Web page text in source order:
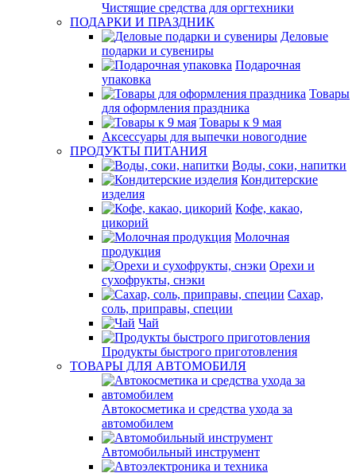
Чистящие средства для оргтехники
ПОДАРКИ И ПРАЗДНИК
Деловые
подарки и сувениры
Подарочная
упаковка
Товары
для оформления праздника
Товары к 9 мая
Аксессуары для выпечки новогодние
ПРОДУКТЫ ПИТАНИЯ
Воды, соки, напитки
Кондитерские
изделия
Кофе, какао,
цикорий
Молочная
продукция
Орехи и
сухофрукты, снэки
Сахар,
соль, приправы, специи
Чай
Продукты быстрого приготовления
ТОВАРЫ ДЛЯ АВТОМОБИЛЯ
Автокосметика и средства ухода за
автомобилем
Автомобильный инструмент